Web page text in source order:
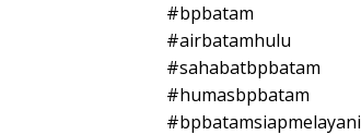
#bpbatam
#airbatamhulu
#sahabatbpbatam
#humasbpbatam
#bpbatamsiapmelayani